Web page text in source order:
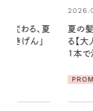
レッシュす
プー】 この
リー